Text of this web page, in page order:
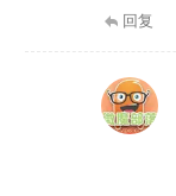
回复